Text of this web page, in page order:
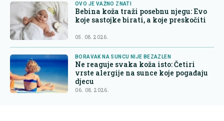
OVO JE VAŽNO ZNATI
Bebina koža traži posebnu njegu: Evo
koje sastojke birati, a koje preskočiti
05. 08. 2026.
BORAVAK NA SUNCU NIJE BEZAZLEN
Ne reaguje svaka koža isto: Četiri
vrste alergije na sunce koje pogađaju
djecu
06. 08. 2026.